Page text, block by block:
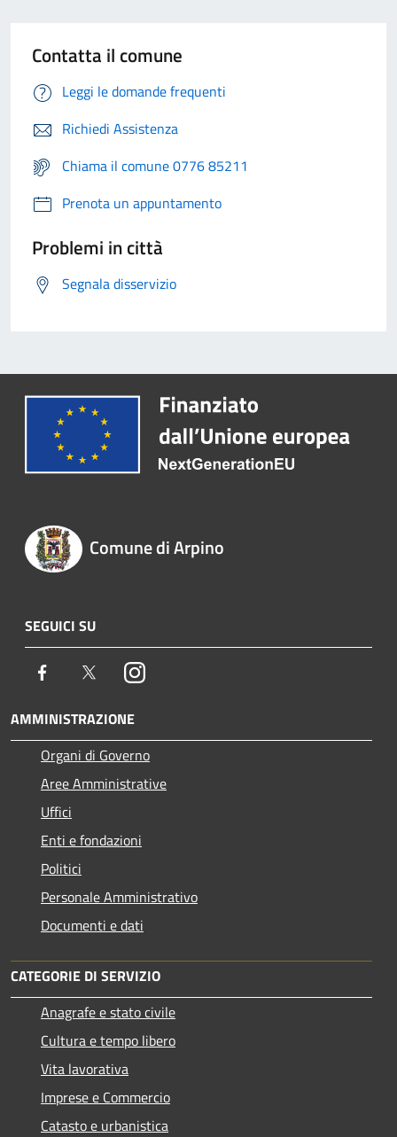
Contatta il comune
Leggi le domande frequenti
Richiedi Assistenza
Chiama il comune 0776 85211
Prenota un appuntamento
Problemi in città
Segnala disservizio
Comune di Arpino
SEGUICI SU
Facebook TwitterInstagram
AMMINISTRAZIONE
Organi di Governo
Aree Amministrative
Uffici
Enti e fondazioni
Politici
Personale Amministrativo
Documenti e dati
CATEGORIE DI SERVIZIO
Anagrafe e stato civile
Cultura e tempo libero
Vita lavorativa
Imprese e Commercio
Catasto e urbanistica